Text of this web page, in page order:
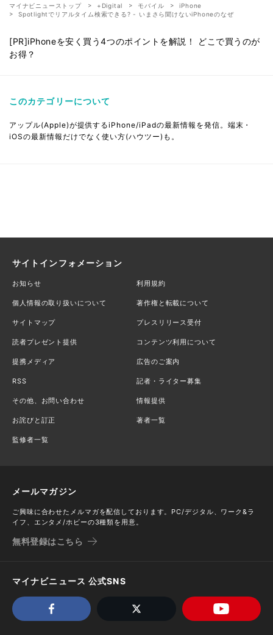
マイナビニューストップ +Digital モバイル
iPhone
Spotlightでリアルタイム検索できる? - いまさら聞けないiPhoneのなぜ
[PR]iPhoneを安く買う4つのポイントを解説！ どこで買うのが
お得？
このカテゴリーについて
アップル(Apple)が提供するiPhone/iPadの最新情報を発信。端末・
iOSの最新情報だけでなく使い方(ハウツー)も。
サイトインフォメーション
お知らせ 利用規約
個人情報の取り扱いについて 著作権と転載について
サイトマップ プレスリリース受付
読者プレゼント提供 コンテンツ利用について
提携メディア 広告のご案内
RSS 記者・ライター募集
その他、お問い合わせ 情報提供
お詫びと訂正 著者一覧
監修者一覧
メールマガジン
ご興味に合わせたメルマガを配信しております。PC/デジタル、ワーク&ラ
イフ、エンタメ/ホビーの3種類を用意。
無料登録はこちら
マイナビニュース 公式SNS